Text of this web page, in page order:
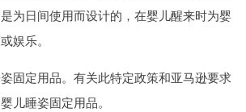
为日间使用而设计的，在婴儿醒来时为婴
娱乐。
固定用品。有关此特定政策和亚马逊要求
儿睡姿固定用品。